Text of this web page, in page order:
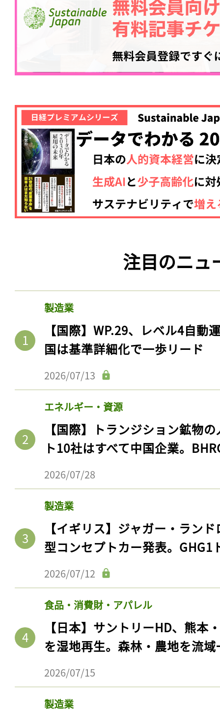
注目のニュ
製造業
【国際】WP.29、レベル4自動
国は基準詳細化で一歩リード
2026/07/13
エネルギー・資源
【国際】トランジション鉱物
ト10社はすべて中国企業。
2026/07/28
製造業
【イギリス】ジャガー・ラン
型コンセプトカー発表。GHG1
2026/07/12
食品・消費財・アパレル
【日本】サントリーHD、熊本
を湿地再生。森林・農地を流
2026/07/15
製造業